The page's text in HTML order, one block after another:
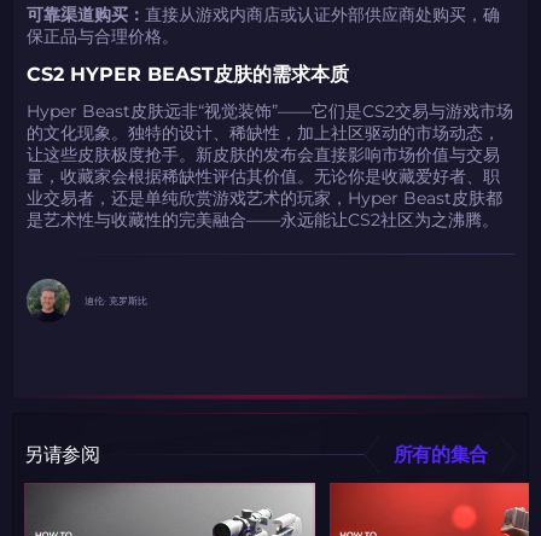
可靠渠道购买： 直接从游戏内商店或认证外部供应商处购买，确
保正品与合理价格。
CS2 HYPER BEAST皮肤的需求本质
Hyper Beast皮肤远非“视觉装饰”——它们是CS2交易与游戏市场
的文化现象。独特的设计、稀缺性，加上社区驱动的市场动态，
让这些皮肤极度抢手。新皮肤的发布会直接影响市场价值与交易
量，收藏家会根据稀缺性评估其价值。无论你是收藏爱好者、职
业交易者，还是单纯欣赏游戏艺术的玩家，Hyper Beast皮肤都
是艺术性与收藏性的完美融合——永远能让CS2社区为之沸腾。
迪伦· 克罗斯比
另请参阅 所有的集合